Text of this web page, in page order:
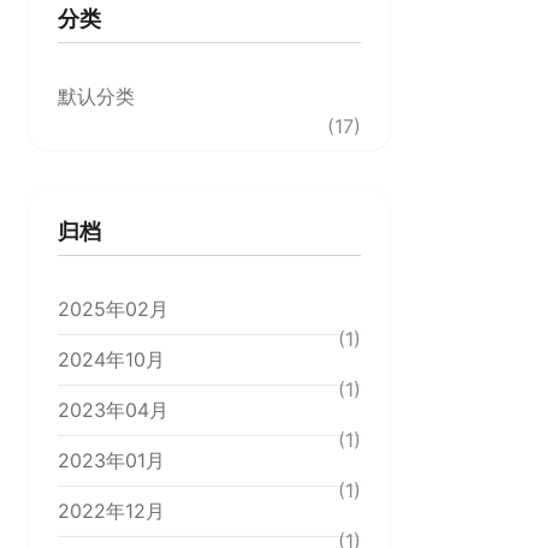
分类
默认分类
(17)
归档
2025年02月
(1)
2024年10月
(1)
2023年04月
(1)
2023年01月
(1)
2022年12月
(1)